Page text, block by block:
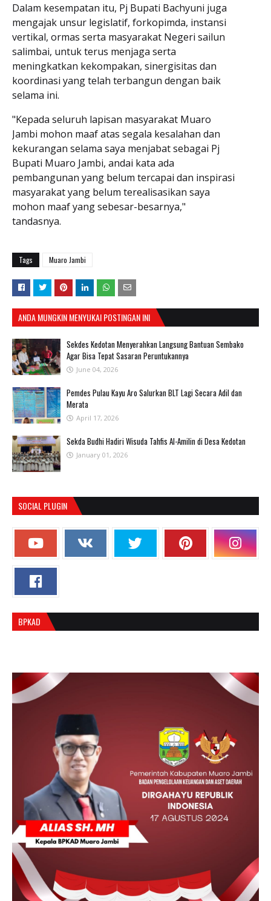
Dalam kesempatan itu, Pj Bupati Bachyuni juga
mengajak unsur legislatif, forkopimda, instansi
vertikal, ormas serta masyarakat Negeri sailun
salimbai, untuk terus menjaga serta
meningkatkan kekompakan, sinergisitas dan
koordinasi yang telah terbangun dengan baik
selama ini.
"Kepada seluruh lapisan masyarakat Muaro
Jambi mohon maaf atas segala kesalahan dan
kekurangan selama saya menjabat sebagai Pj
Bupati Muaro Jambi, andai kata ada
pembangunan yang belum tercapai dan inspirasi
masyarakat yang belum terealisasikan saya
mohon maaf yang sebesar-besarnya,"
tandasnya.
Tags Muaro Jambi
ANDA MUNGKIN MENYUKAI POSTINGAN INI
Sekdes Kedotan Menyerahkan Langsung Bantuan Sembako
Agar Bisa Tepat Sasaran Peruntukannya
June 04, 2026
Pemdes Pulau Kayu Aro Salurkan BLT Lagi Secara Adil dan
Merata
April 17, 2026
Sekda Budhi Hadiri Wisuda Tahfis Al-Amilin di Desa Kedotan
January 01, 2026
SOCIAL PLUGIN
BPKAD